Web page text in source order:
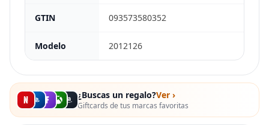
GTIN 093573580352
Modelo 2012126
¿Buscas un regalo?Ver ›
Giftcards de tus marcas favoritas